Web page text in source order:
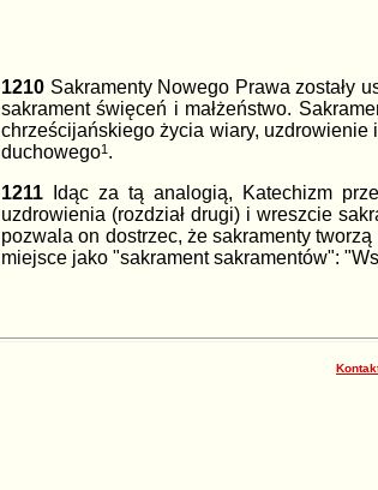
1210 Sakramenty Nowego Prawa zostały
sakrament święceń i małżeństwo.
chrześcijańskiego życia wiary, uzdrowienie
duchowego1 .
1211
Idąc za tą analogią, Katechizm
uzdrowienia (rozdział drugi) i wreszcie
pozwala on dostrzec, że sakramenty
miejsce jako "sakrament sakramentów":